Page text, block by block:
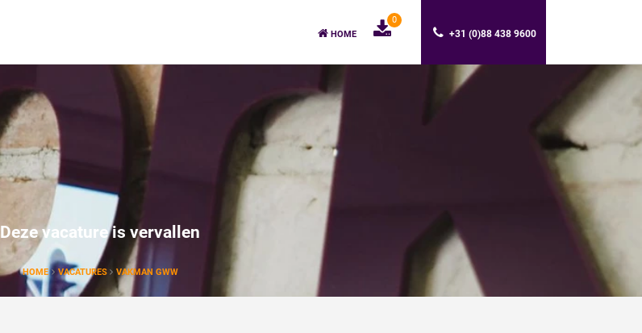
+31 (0)88 438 9600
HOME
0
Deze vacature is vervallen
HOME VACATURES VAKMAN GWW